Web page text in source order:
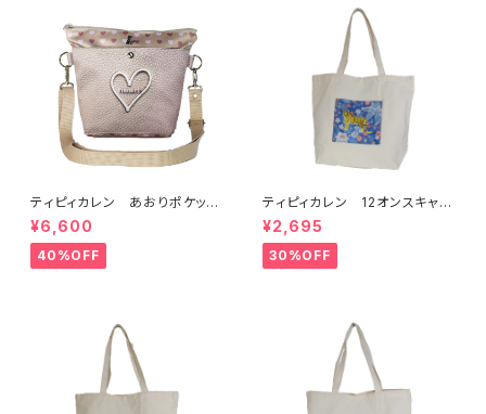
ティピィカレン あおりポケット
ハートショルダーバッグ
¥6,600
40%OFF
ティピィカレン 12オンスキャン
バスハワイアン柄ビッグマイバッ
グ
¥2,695
30%OFF